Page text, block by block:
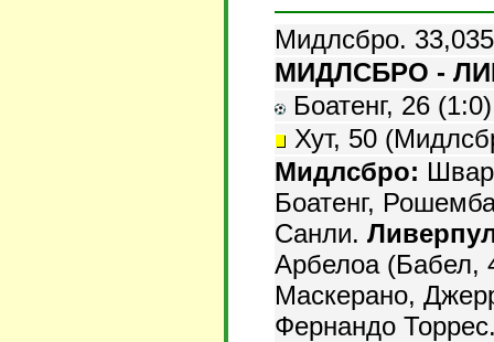
Мидлсбро.
МИДЛСБРО -
Боатенг, 26
Хут, 50
Мидлсбро:
Боатенг,
Санли.
Арбелоа (Бабел,
Маскерано,
Фернандо